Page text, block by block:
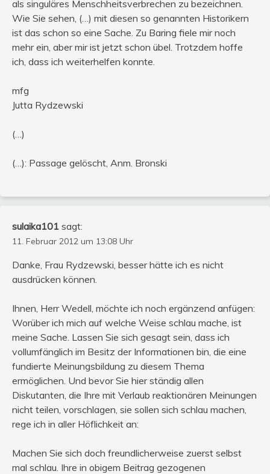
als singuläres Menschheitsverbrechen zu bezeichnen.
Wie Sie sehen, (…) mit diesen so genannten Historikern
ist das schon so eine Sache. Zu Baring fiele mir noch
mehr ein, aber mir ist jetzt schon übel. Trotzdem hoffe
ich, dass ich weiterhelfen konnte.
mfg
Jutta Rydzewski
(…)
(…): Passage gelöscht, Anm. Bronski
sulaika101 sagt:
11. Februar 2012 um 13:08 Uhr
Danke, Frau Rydzewski, besser hätte ich es nicht
ausdrücken können.
Ihnen, Herr Wedell, möchte ich noch ergänzend anfügen:
Worüber ich mich auf welche Weise schlau mache, ist
meine Sache. Lassen Sie sich gesagt sein, dass ich
vollumfänglich im Besitz der Informationen bin, die eine
fundierte Meinungsbildung zu diesem Thema
ermöglichen. Und bevor Sie hier ständig allen
Diskutanten, die Ihre mit Verlaub reaktionären Meinungen
nicht teilen, vorschlagen, sie sollen sich schlau machen,
rege ich in aller Höflichkeit an:
Machen Sie sich doch freundlicherweise zuerst selbst
mal schlau. Ihre in obigem Beitrag gezogenen